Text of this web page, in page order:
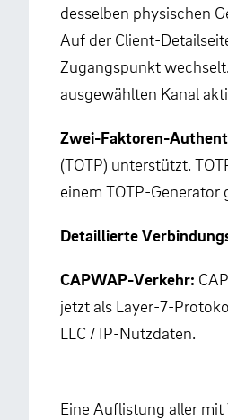
desselben physischen
Auf der Client-
Zugangspunkt
ausgewählten Kanal
Zwei-Faktoren-
(TOTP) unterstützt.
einem TOTP-
Detaillierte
CAPWAP-Verkehr:
jetzt als Layer-7-
LLC / IP-Nutzdaten.
Eine Auflistung aller